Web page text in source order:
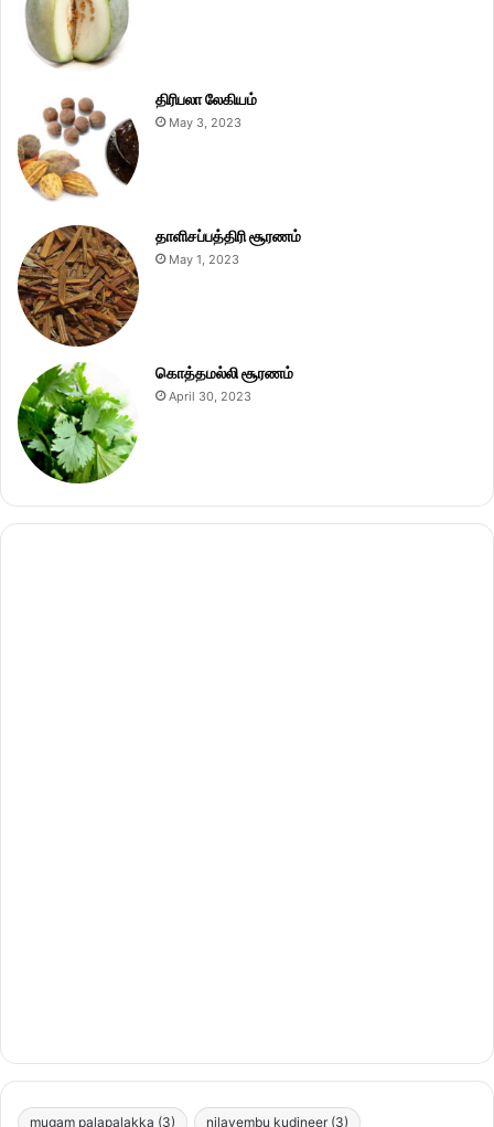
திரிபலா லேகியம்
May 3, 2023
தாளிசப்பத்திரி சூரணம்
May 1, 2023
கொத்தமல்லி சூரணம்
April 30, 2023
mugam palapalakka (3) nilavembu kudineer (3)